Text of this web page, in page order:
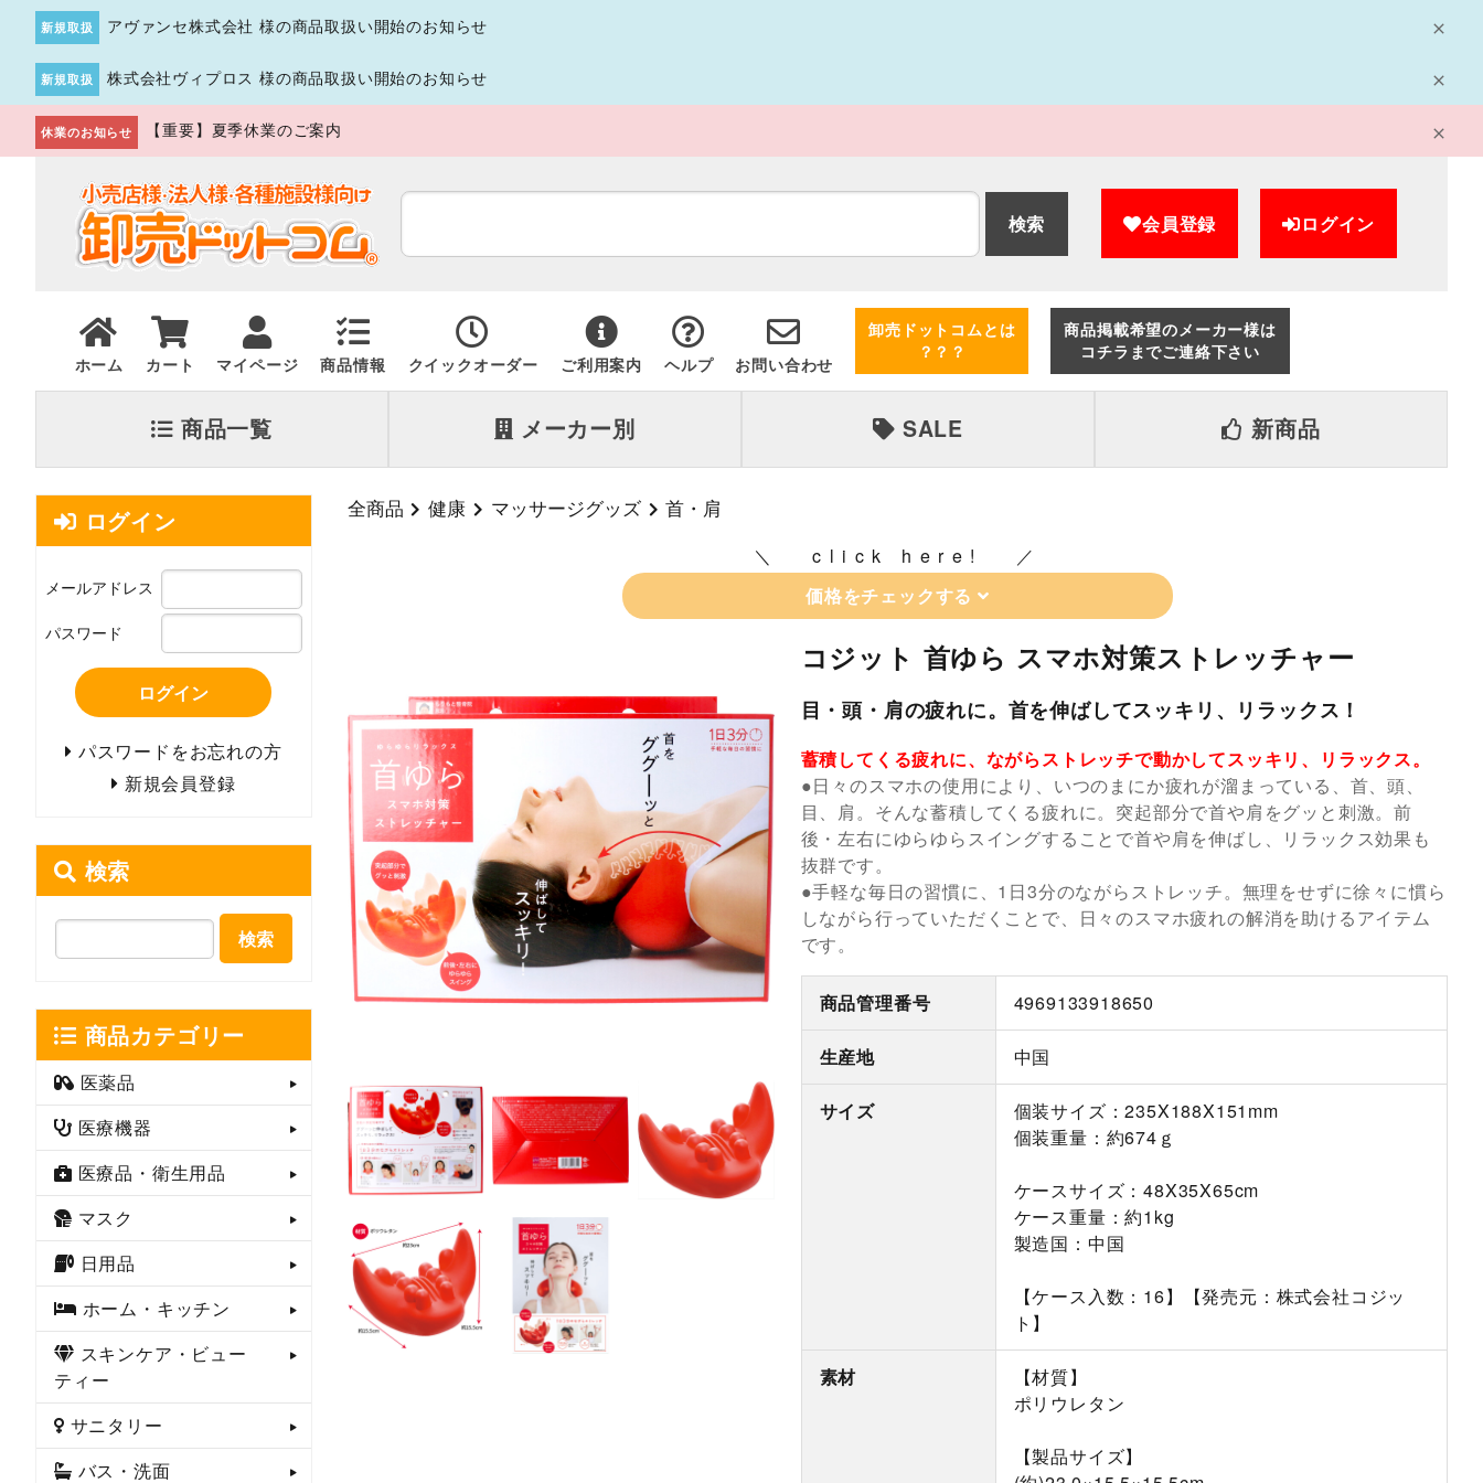
新規取扱 アヴァンセ株式会社 様の商品取扱い開始のお知らせ
新規取扱 株式会社ヴィプロス 様の商品取扱い開始のお知らせ
休業のお知らせ 【重要】夏季休業のご案内
検索 会員登録 ログイン
ホーム カート マイページ 商品情報 クイックオーダー ご利用案内 ヘルプ お問い合わせ
卸売ドットコムとは
？？？
商品掲載希望のメーカー様は
コチラまでご連絡下さい
商品一覧 メーカー別 SALE 新商品
全商品 健康 マッサージグッズ 首・肩
click here!
価格をチェックする
コジット 首ゆら スマホ対策ストレッチャー
目・頭・肩の疲れに。首を伸ばしてスッキリ、リラックス！
蓄積してくる疲れに、ながらストレッチで動かしてスッキリ、リラックス。
●日々のスマホの使用により、いつのまにか疲れが溜まっている、首、頭、
目、肩。そんな蓄積してくる疲れに。突起部分で首や肩をグッと刺激。前
後・左右にゆらゆらスイングすることで首や肩を伸ばし、リラックス効果も
抜群です。
●手軽な毎日の習慣に、1日3分のながらストレッチ。無理をせずに徐々に慣ら
しながら行っていただくことで、日々のスマホ疲れの解消を助けるアイテム
です。
商品管理番号 4969133918650
生産地 中国
サイズ
個装サイズ：235X188X151mm
個装重量：約674ｇ
ケースサイズ：48X35X65cm
ケース重量：約1kg
製造国：中国
【ケース入数：16】【発売元：株式会社コジッ
ト】
素材
【材質】
ポリウレタン
【製品サイズ】
ログイン
メールアドレス
パスワード
ログイン
パスワードをお忘れの方
新規会員登録
検索
検索
商品カテゴリー
医薬品
医療機器
医療品・衛生用品
マスク
日用品
ホーム・キッチン
スキンケア・ビュー
ティー
サニタリー
バス・洗面